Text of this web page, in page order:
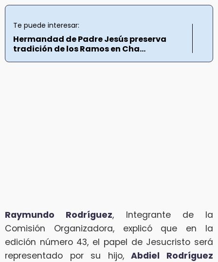
Te puede interesar:
Hermandad de Padre Jesús preserva
tradición de los Ramos en Cha...
Raymundo Rodríguez, Integrante de la
Comisión Organizadora, explicó que en la
edición número 43, el papel de Jesucristo será
representado por su hijo,Abdiel Rodríguez